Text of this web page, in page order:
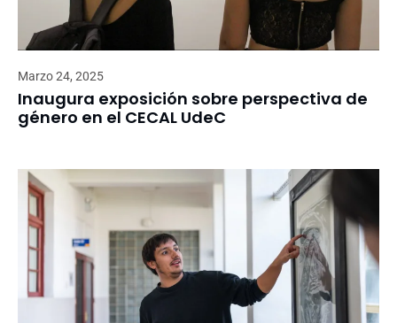
Marzo 24, 2025
Inaugura exposición sobre perspectiva de
género en el CECAL UdeC